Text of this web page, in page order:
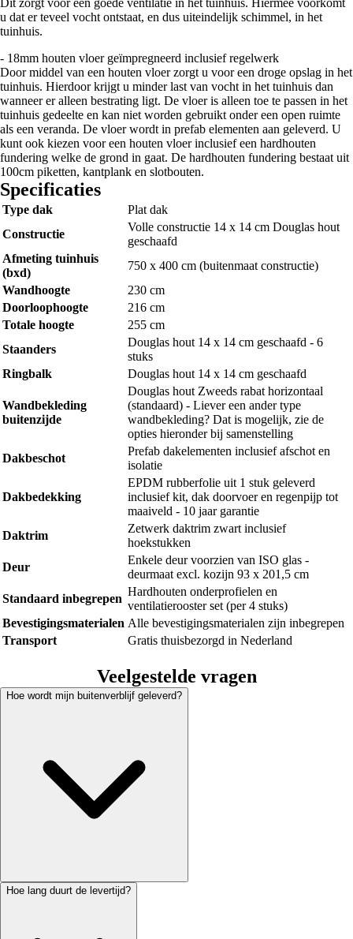
u dat er teveel vocht ontstaat, en dus uiteindelijk schimmel, in het
tuinhuis.
- 18mm houten vloer geïmpregneerd inclusief regelwerk
Door middel van een houten vloer zorgt u voor een droge opslag in het
tuinhuis. Hierdoor krijgt u minder last van vocht in het tuinhuis dan
wanneer er alleen bestrating ligt. De vloer is alleen toe te passen in het
tuinhuis gedeelte en kan niet worden gebruikt onder een open ruimte
als een veranda. De vloer wordt in prefab elementen aan geleverd. U
kunt ook kiezen voor een houten vloer inclusief een hardhouten
fundering welke de grond in gaat. De hardhouten fundering bestaat uit
100cm piketten, kantplank en slotbouten.
Specificaties
Type dak
Plat dak
Constructie
Volle constructie 14 x 14 cm Douglas hout
geschaafd
Afmeting tuinhuis
(bxd)
750 x 400 cm (buitenmaat constructie)
Wandhoogte
230 cm
Doorloophoogte
216 cm
Totale hoogte
255 cm
Staanders
Douglas hout 14 x 14 cm geschaafd - 6
stuks
Ringbalk
Douglas hout 14 x 14 cm geschaafd
Wandbekleding
buitenzijde
Douglas hout Zweeds rabat horizontaal
(standaard) - Liever een ander type
wandbekleding? Dat is mogelijk, zie de
opties hieronder bij samenstelling
Dakbeschot
Prefab dakelementen inclusief afschot en
isolatie
Dakbedekking
EPDM rubberfolie uit 1 stuk geleverd
inclusief kit, dak doorvoer en regenpijp tot
maaiveld - 10 jaar garantie
Daktrim
Zetwerk daktrim zwart inclusief
hoekstukken
Deur
Enkele deur voorzien van ISO glas -
deurmaat excl. kozijn 93 x 201,5 cm
Standaard inbegrepen
Hardhouten onderprofielen en
ventilatierooster set (per 4 stuks)
Bevestigingsmaterialen Alle bevestigingsmaterialen zijn inbegrepen
Transport
Gratis thuisbezorgd in Nederland
Veelgestelde vragen
Hoe wordt mijn buitenverblijf geleverd?
Hoe lang duurt de levertijd?